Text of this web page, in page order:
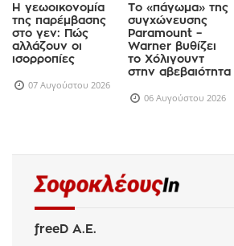
Η γεωοικονομία
της παρέμβασης
στο γεν: Πώς
αλλάζουν οι
ισορροπίες
07 Αυγούστου 2026
Το «πάγωμα» της
συγχώνευσης
Paramount –
Warner βυθίζει
το Χόλιγουντ
στην αβεβαιότητα
06 Αυγούστου 2026
freeD Α.Ε.